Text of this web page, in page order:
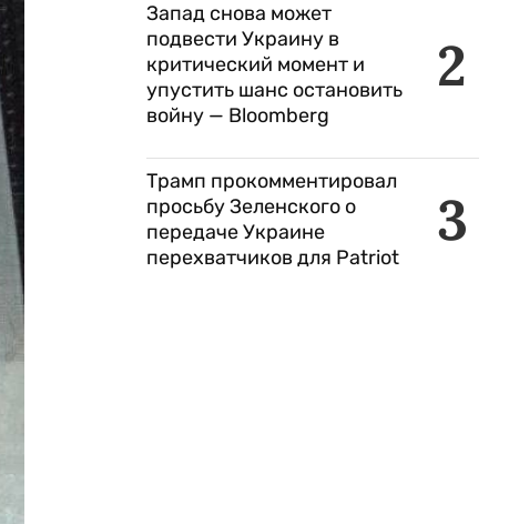
2
Запад снова может
подвести Украину в
критический момент и
упустить шанс остановить
войну — Bloomberg
3
Трамп прокомментировал
просьбу Зеленского о
передаче Украине
перехватчиков для Patriot